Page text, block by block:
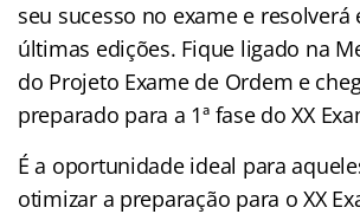
seu sucesso no exame e resolverá
últimas edições. Fique ligado na
do Projeto Exame de Ordem e
preparado para a 1ª fase do XX
É a oportunidade ideal para
otimizar a preparação para o XX